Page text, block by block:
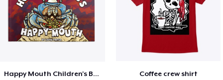
Happy Mouth Children's Book Coffee crew shirt